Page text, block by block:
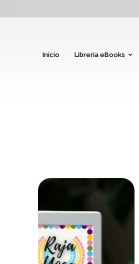
Inicio Librería eBooks